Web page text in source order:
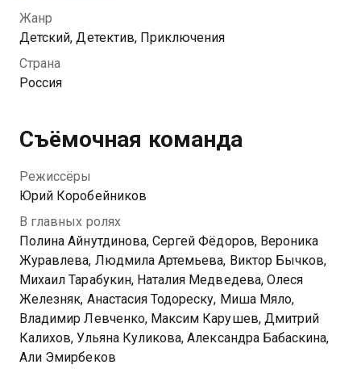
коронное слово Варвары. Приехав на лето к
бабушке и дедушке в поселок Верховой, Варя
сталкивается с массой таинственных преступлений
и берется за расследования вместе со своим новым
разбираться с загадочным пугалом, оживающим по
ночам и пугающим местных детей.
Посмотреть онлайн 2 сезон сериала Любопытная
хорошем HD качестве на Казахтелеком
Жанр
Детский, Детектив, Приключения
Страна
Россия
Съёмочная команда
Режиссёры
Юрий Коробейников
В главных ролях
Полина Айнутдинова, Сергей Фёдоров, Вероника
Журавлева, Людмила Артемьева, Виктор Бычков,
Михаил Тарабукин, Наталия Медведева, Олеся
Железняк, Анастасия Тодореску, Миша Мяло,
Владимир Левченко, Максим Карушев, Дмитрий
Калихов, Ульяна Куликова, Александра Бабаскина,
Али Эмирбеков